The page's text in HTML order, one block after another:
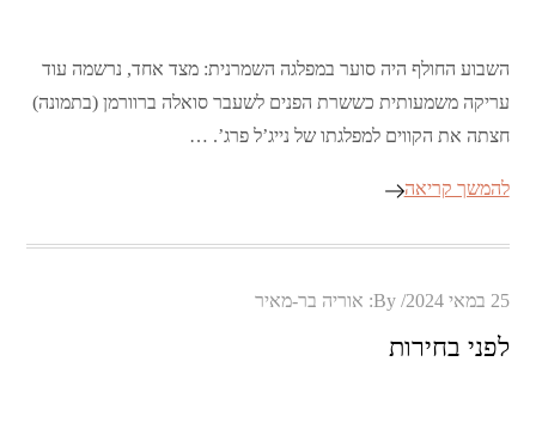
השבוע החולף היה סוער במפלגה השמרנית: מצד אחד, נרשמה עוד
עריקה משמעותית כששרת הפנים לשעבר סואלה ברוורמן (בתמונה)
חצתה את הקווים למפלגתו של נייג’ל פרג’. …
להמשך קריאה
Posted
on
25 במאי 2024 By: אוריה בר-מאיר
לפני בחירות